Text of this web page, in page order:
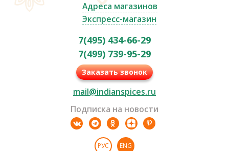
Адреса магазинов
Экспресс-магазин
7(495) 434-66-29
7(499) 739-95-29
Заказать звонок
mail@indianspices.ru
Подписка на новости
РУС ENG